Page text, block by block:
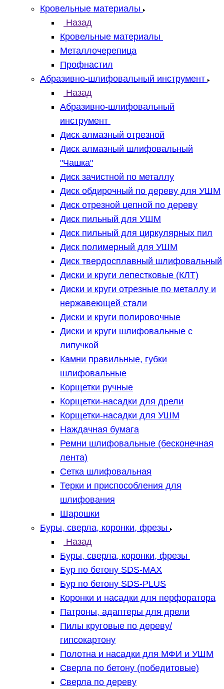
Кровельные материалы
Назад
Кровельные материалы
Металлочерепица
Профнастил
Абразивно-шлифовальный инструмент
Назад
Абразивно-шлифовальный
инструмент
Диск алмазный отрезной
Диск алмазный шлифовальный
"Чашка"
Диск зачистной по металлу
Диск обдирочный по дереву для УШМ
Диск отрезной цепной по дереву
Диск пильный для УШМ
Диск пильный для циркулярных пил
Диск полимерный для УШМ
Диск твердосплавный шлифовальный
Диски и круги лепестковые (КЛТ)
Диски и круги отрезные по металлу и
нержавеющей стали
Диски и круги полировочные
Диски и круги шлифовальные с
липучкой
Камни правильные, губки
шлифовальные
Корщетки ручные
Корщетки-насадки для дрели
Корщетки-насадки для УШМ
Наждачная бумага
Ремни шлифовальные (бесконечная
лента)
Сетка шлифовальная
Терки и приспособления для
шлифования
Шарошки
Буры, сверла, коронки, фрезы
Назад
Буры, сверла, коронки, фрезы
Бур по бетону SDS-MAX
Бур по бетону SDS-PLUS
Коронки и насадки для перфоратора
Патроны, адаптеры для дрели
Пилы круговые по дереву/
гипсокартону
Полотна и насадки для МФИ и УШМ
Сверла по бетону (победитовые)
Сверла по дереву